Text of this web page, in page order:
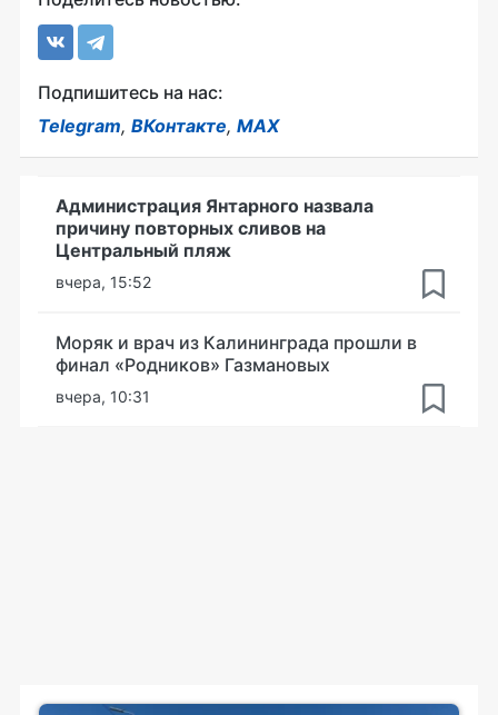
Подпишитесь на нас:
Telegram, ВКонтакте, MAX
Администрация Янтарного назвала
причину повторных сливов на
Центральный пляж
вчера, 15:52
Моряк и врач из Калининграда прошли в
финал «Родников» Газмановых
вчера, 10:31